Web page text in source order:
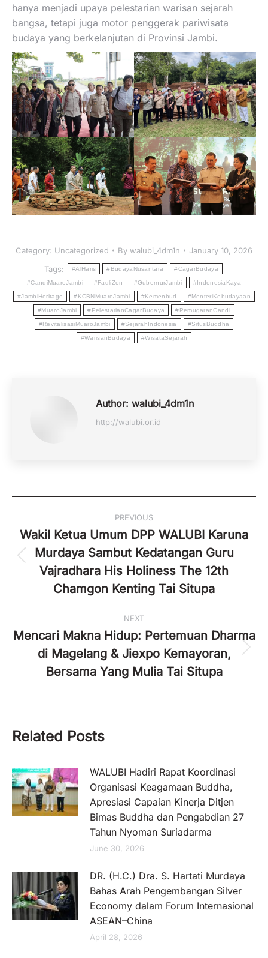
hanya menjadi upaya pelestarian warisan sejarah
bangsa, tetapi juga motor penggerak pariwisata
budaya yang berkelanjutan di Provinsi Jambi.
Category: Uncategorized By walubi_4dm1n
January 10, 2026
Tags:
#AlHaris #BudayaNusantara #CagarBudaya
#CandiMuaroJambi #FadliZon #GubernurJambi #IndonesiaKaya
#JambiHeritage #KCBNMuaroJambi #Kemenbud #MenteriKebudayaan
#MuaroJambi #PelestarianCagarBudaya #PemugaranCandi
#RevitalisasiMuaroJambi #SejarahIndonesia #SitusBuddha
#WarisanBudaya #WisataSejarah
Author: walubi_4dm1n
http://walubi.or.id
navigation
PREVIOUS
Previous
post:
Wakil Ketua Umum DPP WALUBI Karuna
Murdaya Sambut Kedatangan Guru
Vajradhara His Holiness The 12th
Chamgon Kenting Tai Situpa
NEXT
Next
post:
Mencari Makna Hidup: Pertemuan Dharma
di Magelang & Jiexpo Kemayoran,
Bersama Yang Mulia Tai Situpa
Related Posts
WALUBI Hadiri Rapat Koordinasi
Organisasi Keagamaan Buddha,
Apresiasi Capaian Kinerja Ditjen
Bimas Buddha dan Pengabdian 27
Tahun Nyoman Suriadarma
June 30, 2026
DR. (H.C.) Dra. S. Hartati Murdaya
Bahas Arah Pengembangan Silver
Economy dalam Forum Internasional
ASEAN–China
April 28, 2026